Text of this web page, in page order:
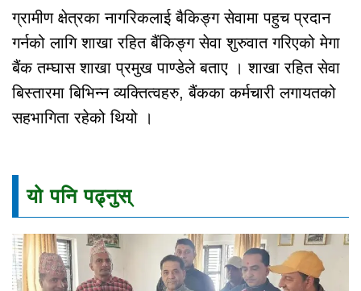
ग्रामीण क्षेत्रका नागरिकलाई बैकिङ्ग सेवामा पहुच प्रदान
गर्नको लागि शाखा रहित बैंकिङ्ग सेवा शुरुवात गरिएको मेगा
बैंक तम्घास शाखा प्रमुख पाण्डेले बताए । शाखा रहित सेवा
बिस्तारमा बिभिन्न व्यक्तित्वहरु, बैंकका कर्मचारी लगायतको
सहभागिता रहेको थियो ।
यो पनि पढ्नुस्